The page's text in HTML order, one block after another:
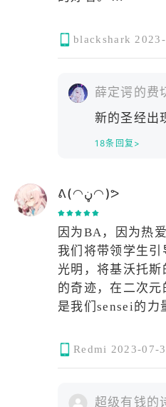
穿着泳装的白子
妩媚。?
子经常运动过后
为师。这件高叉
大腿更加得修长。
在太阳太强烈的
整身衣服，很适合
和大叔一起在海里
狼耳朵浮在海面
环。
白子游到我的身
芙蓉。海水浸湿
光滑的肌肤和柔滑
下闪烁着光芒。
一条条溪流流经
盯着可爱的白子
blackshark
薛定谔的费
新的圣经出
18条回复>
ᕕ(◠ڼ◠)ᕗ
因为BA，因为热
我们将带领学生
光明，将基沃托
的奇迹，在二次
是我们sensei的力
或许有人说，他
者，他们只是相
生品茶，学生说
Redmi 2023-07-
超级有钱的